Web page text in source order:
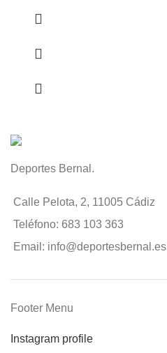
Deportes Bernal.
Calle Pelota, 2, 11005 Cádiz
Teléfono: 683 103 363
Email: info@deportesbernal.es
Footer Menu
Instagram profile